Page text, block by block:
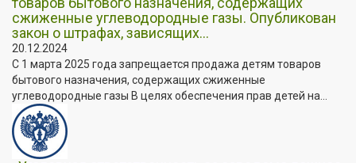
сжиженные углеводородные газы. Опубликован
закон о штрафах, зависящих...
20.12.2024
С 1 марта 2025 года запрещается продажа детям товаров
бытового назначения, содержащих сжиженные
углеводородные газы В целях обеспечения прав детей на...